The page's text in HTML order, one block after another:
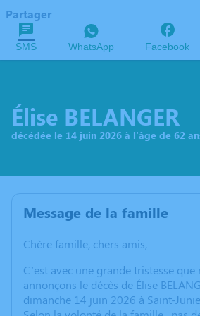
Partager
SMS WhatsApp Facebook
Élise BELANGER
décédée le 14 juin 2026 à l'âge de 62
Message de la famille
Chère famille, chers amis,
C’est avec une grande tristesse que
annonçons le décès de Élise
dimanche 14 juin 2026 à Saint-